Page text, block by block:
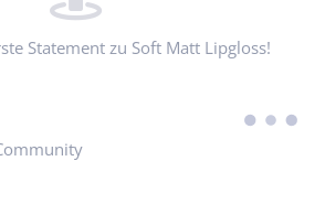
Statement zu Soft Matt Lipgloss!